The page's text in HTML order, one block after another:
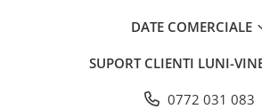
DATE COMERCIALE
SUPORT CLIENTI LUNI-
0772 031 083